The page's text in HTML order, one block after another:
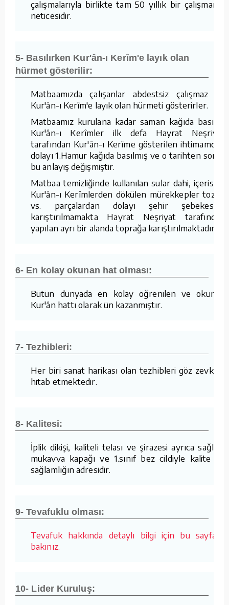
çalışmalarıyla birlikte tam 50 yıllık bir çalışmanın
neticesidir.
5- Basılırken Kur'ân-ı Kerîm'e layık olan
hürmet gösterilir:
Matbaamızda çalışanlar abdestsiz çalışmaz ve
Kur'ân-ı Kerîm'e layık olan hürmeti gösterirler.
Matbaamız kurulana kadar saman kağıda basılan
Kur'ân-ı Kerîmler ilk defa Hayrat Neşriyat
tarafından Kur'ân-ı Kerîme gösterilen ihtimamdan
dolayı 1.Hamur kağıda basılmış ve o tarihten sonra
bu anlayış değişmiştir.
Matbaa temizliğinde kullanılan sular dahi, içerisine
Kur'ân-ı Kerîmlerden dökülen mürekkepler tozlar
vs. parçalardan dolayı şehir şebekesine
karıştırılmamakta Hayrat Neşriyat tarafından
yapılan ayrı bir alanda toprağa karıştırılmaktadır.
6- En kolay okunan hat olması:
Bütün dünyada en kolay öğrenilen ve okunan
Kur'ân hattı olarak ün kazanmıştır.
7- Tezhibleri:
Her biri sanat harikası olan tezhibleri göz zevkine
hitab etmektedir.
8- Kalitesi:
İplik dikişi, kaliteli telası ve şirazesi ayrıca sağlam
mukavva kapağı ve 1.sınıf bez cildiyle kalite ve
sağlamlığın adresidir.
9- Tevafuklu olması:
Tevafuk hakkında detaylı bilgi için bu sayfaya
bakınız.
10- Lider Kuruluş: